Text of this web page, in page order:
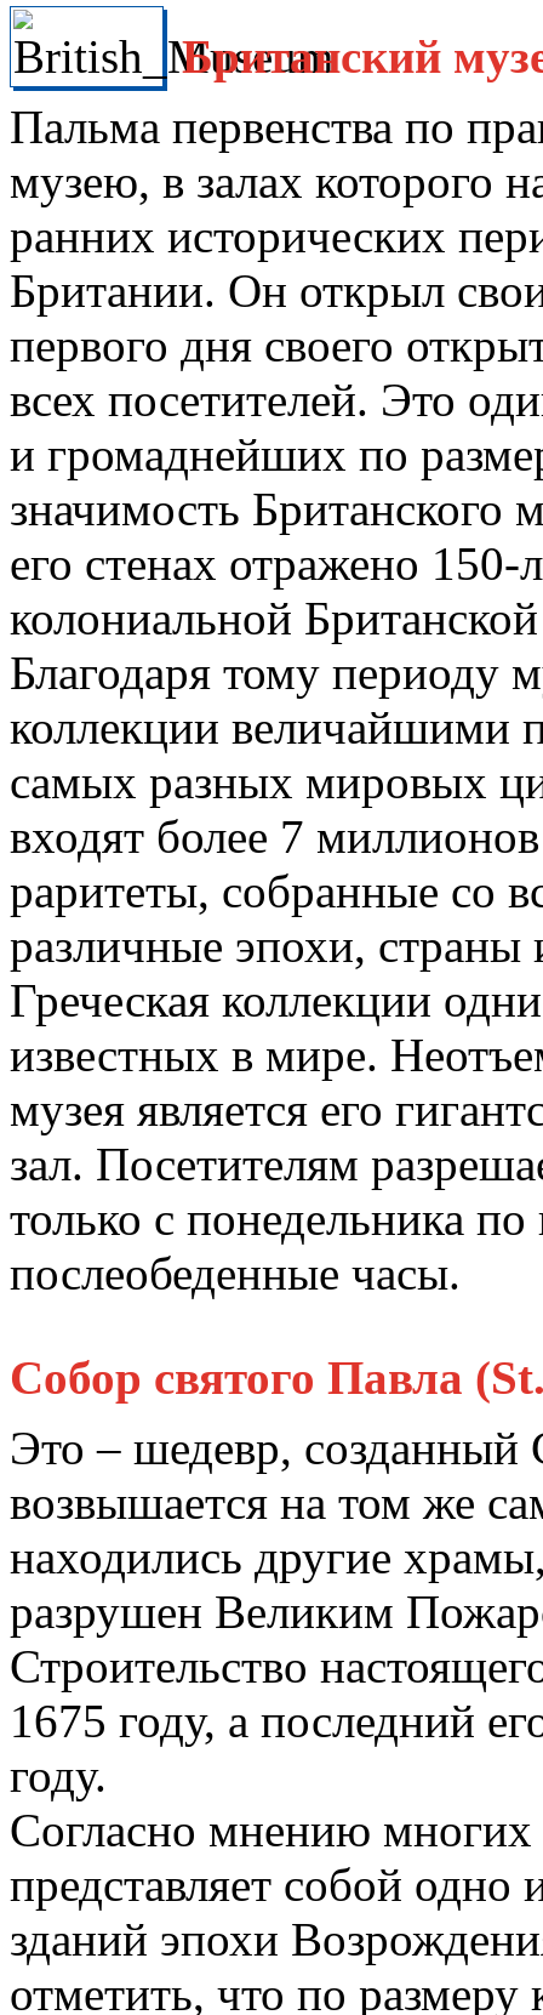
Британский
Пальма первенства по
музею, в залах которого
ранних исторических
Британии. Он открыл
первого дня своего
всех посетителей. Это
и громаднейших по
значимость Британского
его стенах отражено 150-
колониальной
Благодаря тому периоду
коллекции величайшими
самых разных мировых
входят более 7
раритеты, собранные со
различные эпохи, страны
Греческая коллекции
известных в мире.
музея является его
зал. Посетителям
только с понедельника
послеобеденные часы.
Собор святого Павла
Это – шедевр,
возвышается на том же
находились другие
разрушен Великим
Строительство
1675 году, а последний
году.
Согласно мнению многих
представляет собой
зданий эпохи
отметить, что по